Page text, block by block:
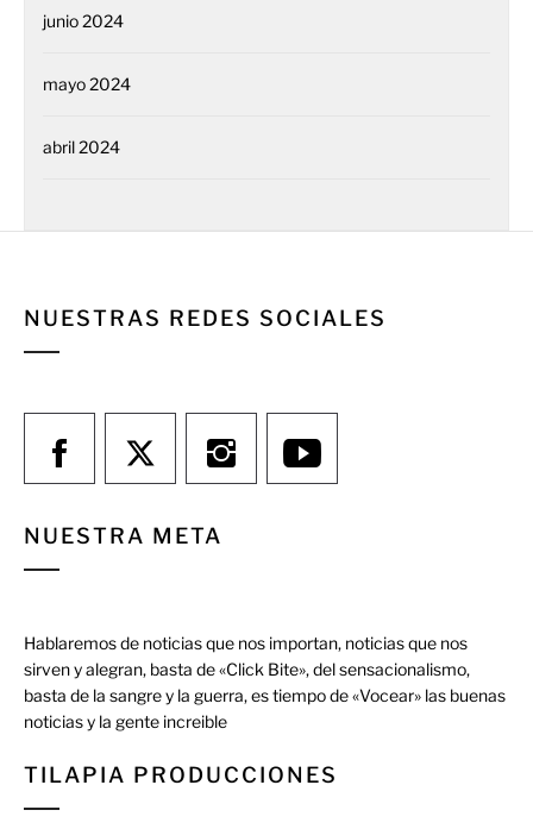
junio 2024
mayo 2024
abril 2024
NUESTRAS REDES SOCIALES
NUESTRA META
Hablaremos de noticias que nos importan, noticias que nos
sirven y alegran, basta de «Click Bite», del sensacionalismo,
basta de la sangre y la guerra, es tiempo de «Vocear» las buenas
noticias y la gente increible
TILAPIA PRODUCCIONES